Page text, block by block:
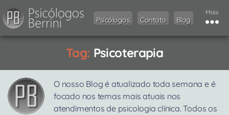
Psicólogos Contato Blog
Mais
Tag: Psicoterapia
O nosso Blog é atualizado toda semana e é
focado nos temas mais atuais nos
atendimentos de psicologia clínica. Todos os